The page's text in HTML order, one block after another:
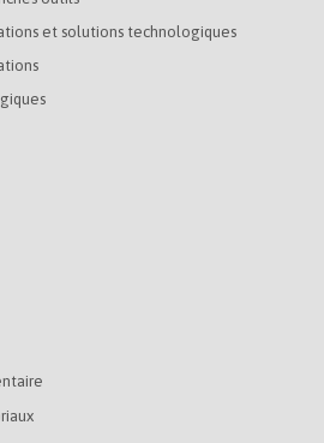
et solutions technologiques